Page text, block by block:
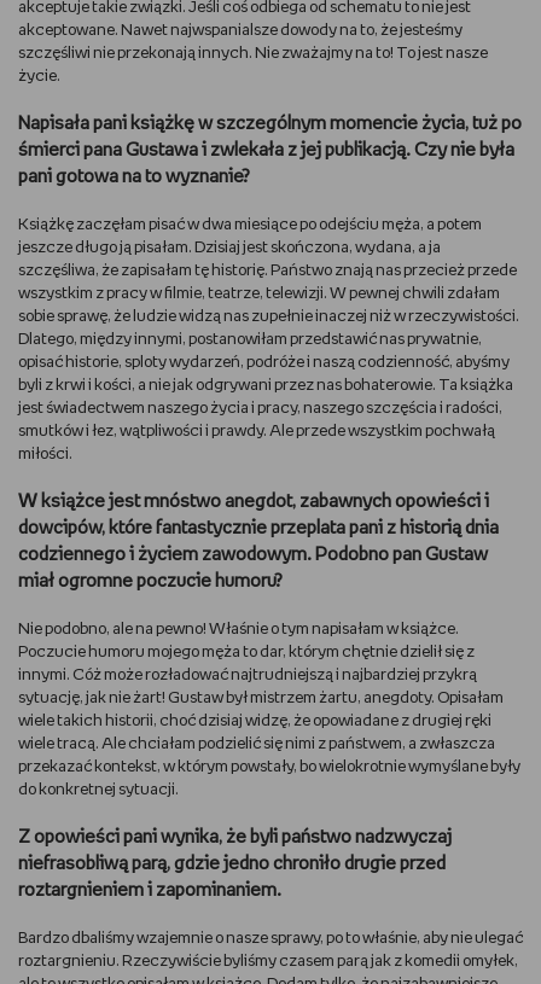
akceptuje takie związki. Jeśli coś odbiega od schematu to nie jest
akceptowane. Nawet najwspanialsze dowody na to, że jesteśmy
szczęśliwi nie przekonają innych. Nie zważajmy na to! To jest nasze
życie.
Napisała pani książkę w szczególnym momencie życia, tuż po
śmierci pana Gustawa i zwlekała z jej publikacją. Czy nie była
pani gotowa na to wyznanie?
Książkę zaczęłam pisać w dwa miesiące po odejściu męża, a potem
jeszcze długo ją pisałam. Dzisiaj jest skończona, wydana, a ja
szczęśliwa, że zapisałam tę historię. Państwo znają nas przecież przede
wszystkim z pracy w filmie, teatrze, telewizji. W pewnej chwili zdałam
sobie sprawę, że ludzie widzą nas zupełnie inaczej niż w rzeczywistości.
Dlatego, między innymi, postanowiłam przedstawić nas prywatnie,
opisać historie, sploty wydarzeń, podróże i naszą codzienność, abyśmy
byli z krwi i kości, a nie jak odgrywani przez nas bohaterowie. Ta książka
jest świadectwem naszego życia i pracy, naszego szczęścia i radości,
smutków i łez, wątpliwości i prawdy. Ale przede wszystkim pochwałą
miłości.
W książce jest mnóstwo anegdot, zabawnych opowieści i
dowcipów, które fantastycznie przeplata pani z historią dnia
codziennego i życiem zawodowym. Podobno pan Gustaw
miał ogromne poczucie humoru?
Nie podobno, ale na pewno! Właśnie o tym napisałam w książce.
Poczucie humoru mojego męża to dar, którym chętnie dzielił się z
innymi. Cóż może rozładować najtrudniejszą i najbardziej przykrą
sytuację, jak nie żart! Gustaw był mistrzem żartu, anegdoty. Opisałam
wiele takich historii, choć dzisiaj widzę, że opowiadane z drugiej ręki
wiele tracą. Ale chciałam podzielić się nimi z państwem, a zwłaszcza
przekazać kontekst, w którym powstały, bo wielokrotnie wymyślane były
do konkretnej sytuacji.
Z opowieści pani wynika, że byli państwo nadzwyczaj
niefrasobliwą parą, gdzie jedno chroniło drugie przed
roztargnieniem i zapominaniem.
Bardzo dbaliśmy wzajemnie o nasze sprawy, po to właśnie, aby nie ulegać
roztargnieniu. Rzeczywiście byliśmy czasem parą jak z komedii omyłek,